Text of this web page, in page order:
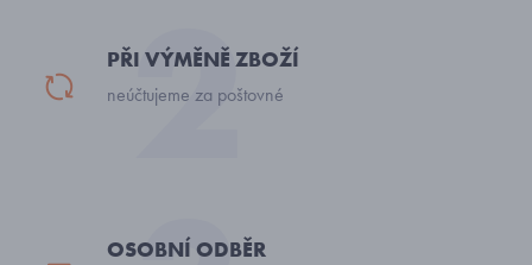
PŘI VÝMĚNĚ ZBOŽÍ
neúčtujeme za poštovné
OSOBNÍ ODBĚR